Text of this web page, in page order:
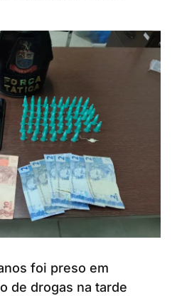
foi preso em
de drogas na tarde